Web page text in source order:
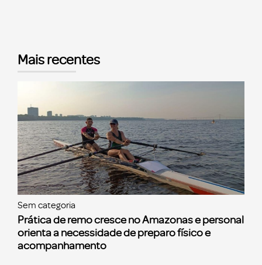
Mais recentes
Sem categoria
Prática de remo cresce no Amazonas e personal
orienta a necessidade de preparo físico e
acompanhamento